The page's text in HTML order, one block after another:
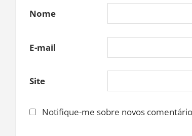
Nome
E-mail
Site
Notifique-me sobre novos